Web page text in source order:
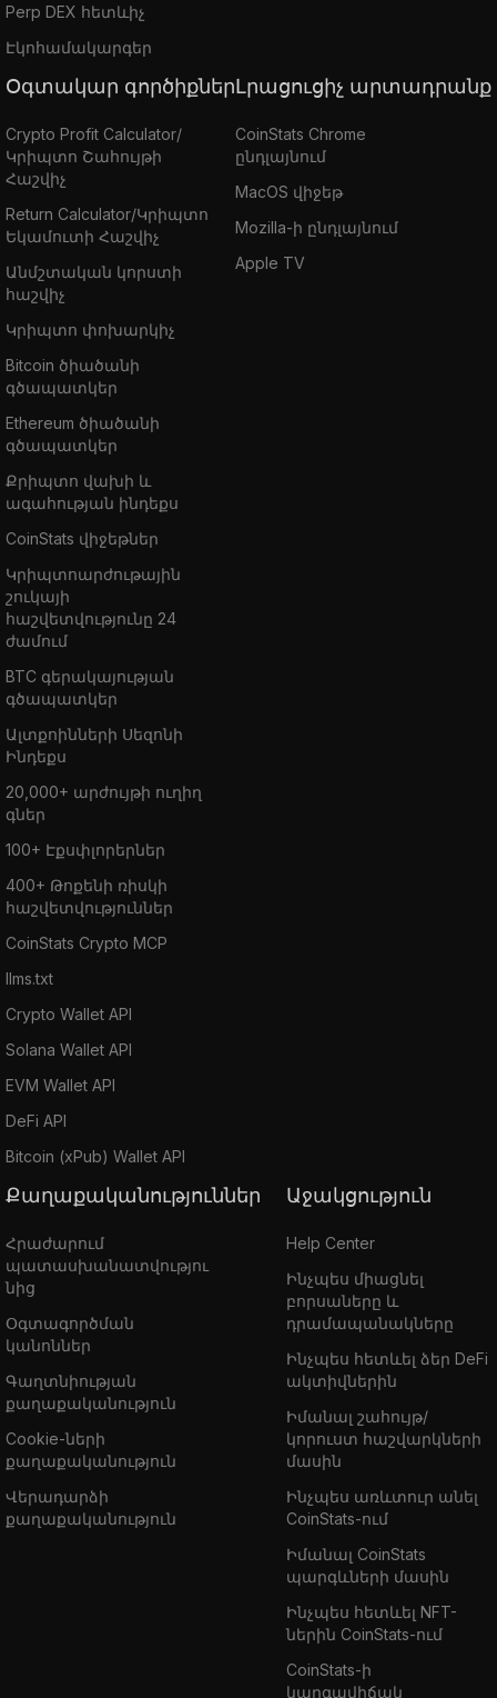
Perp DEX հետևիչ
Էկոհամակարգեր
Օգտակար գործիքներ
Crypto Profit Calculator/
Կրիպտո Շահույթի
Հաշվիչ
Return Calculator/Կրիպտո
Եկամուտի Հաշվիչ
Անմշտական կորստի
հաշվիչ
Կրիպտո փոխարկիչ
Bitcoin ծիածանի
գծապատկեր
Ethereum ծիածանի
գծապատկեր
Քրիպտո վախի և
ագահության ինդեքս
CoinStats վիջեթներ
Կրիպտոարժութային
շուկայի
հաշվետվությունը 24
ժամում
BTC գերակայության
գծապատկեր
Ալտքոինների Սեզոնի
Ինդեքս
20,000+ արժույթի ուղիղ
գներ
100+ Էքսփլորերներ
400+ Թոքենի ռիսկի
հաշվետվություններ
CoinStats Crypto MCP
llms.txt
Crypto Wallet API
Solana Wallet API
EVM Wallet API
DeFi API
Bitcoin (xPub) Wallet API
Լրացուցիչ արտադրանք
CoinStats Chrome
ընդլայնում
MacOS վիջեթ
Mozilla-ի ընդլայնում
Apple TV
Քաղաքականություններ
Հրաժարում
պատասխանատվությու
նից
Օգտագործման
կանոններ
Գաղտնիության
քաղաքականություն
Cookie-ների
քաղաքականություն
Վերադարձի
քաղաքականություն
Աջակցություն
Help Center
Ինչպես միացնել
բորսաները և
դրամապանակները
Ինչպես հետևել ձեր DeFi
ակտիվներին
Իմանալ շահույթ/
կորուստ հաշվարկների
մասին
Ինչպես առևտուր անել
CoinStats-ում
Իմանալ CoinStats
պարգևների մասին
Ինչպես հետևել NFT-
ներին CoinStats-ում
CoinStats-ի
կարգավիճակ